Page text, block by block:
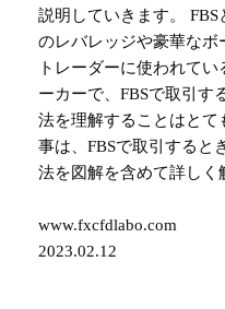
説明していきます。 FBS
のレバレッジや豪華なボ
トレーダーに使われて
ーカーで、FBSで取引す
法を理解することはとて
事は、FBSで取引すると
法を図解を含めて詳しく
www.fxcfdlabo.com
2023.02.12